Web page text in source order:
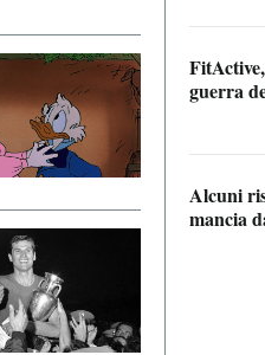
guerra
Alcuni
mancia